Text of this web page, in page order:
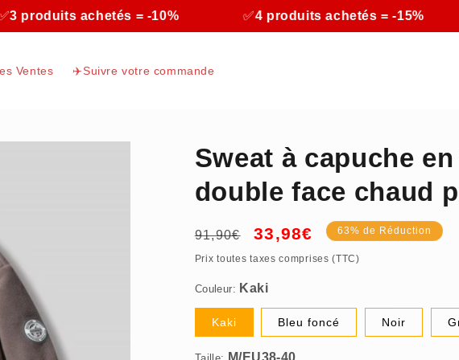
achetés = -10% 4 produits achetés = -15%
Ventes ✈️Suivre votre commande
Sweat à capuche
double face chaud
Prix
habituel
91,90€
Prix
promotionnel
33,98€ 63% de Réduction
Prix toutes taxes comprises (TTC)
Couleur:
Kaki Bleu foncé Noir